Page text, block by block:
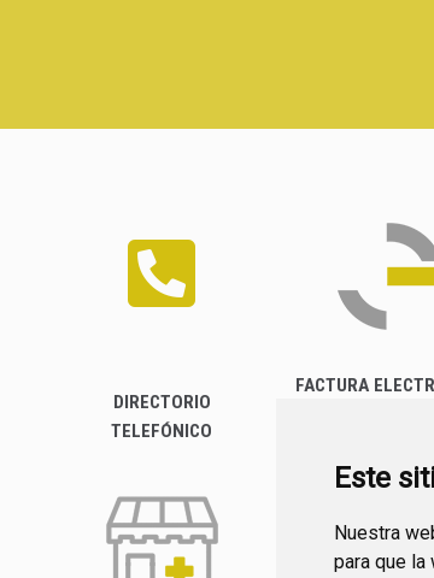
Este
Nuestra
para que la
DIRECTORIO
TELEFÓNICO
FACTURA